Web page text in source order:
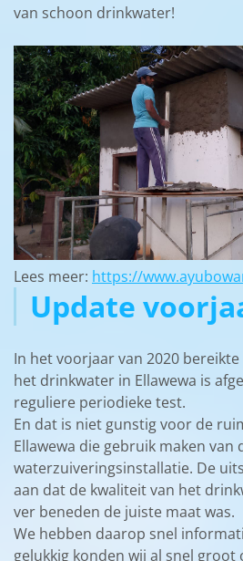
van schoon drinkwater!
Lees meer: https://
Update
In het voorjaar van 2020
het drinkwater in Ellawewa is
reguliere periodieke test.
En dat is niet gunstig voor de
Ellawewa die gebruik maken van
waterzuiveringsinstallatie. De
aan dat de kwaliteit van het
ver beneden de juiste maat was.
We hebben daarop snel
gelukkig konden wij al snel